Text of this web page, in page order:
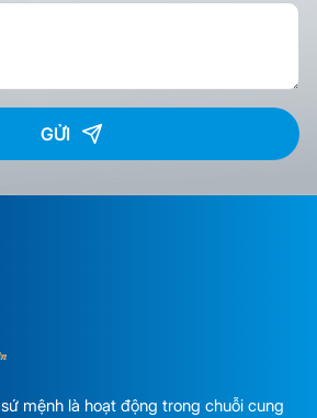
GỬI
mệnh là hoạt động trong chuỗi cung